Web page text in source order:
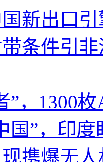
新出口
条件引
”，1300
国”，印
携爆无